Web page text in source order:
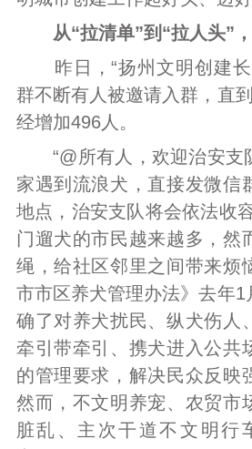
从“拉清单”到“拉人头”
昨日，“扬州文明创建长
群不断有人被邀请入群，直
经增加496人。
“@所有人，欢迎治安支
家遇到流浪犬，直接发微信
地点，治安支队将会依法收
门遛犬的市民越来越多，然
绳，给社区邻里之间带来烦
市市区养犬管理办法》去年1
确了对养犬扰民、纵犬伤人
牵引带牵引、携犬进入公共
的管理要求，解决民众反映
然而，不文明养宠、农贸市
脏乱、主次干道不文明行